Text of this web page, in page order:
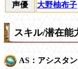
声優
大野柚布子
スキル/潜在能
AS：アシスタ